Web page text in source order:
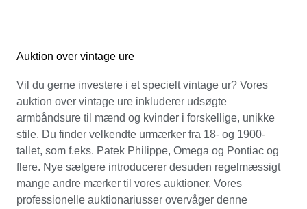
Auktion over vintage ure
Vil du gerne investere i et specielt vintage ur? Vores
auktion over vintage ure inkluderer udsøgte
armbåndsure til mænd og kvinder i forskellige, unikke
stile. Du finder velkendte urmærker fra 18- og 1900-
tallet, som f.eks. Patek Philippe, Omega og Pontiac og
flere. Nye sælgere introducerer desuden regelmæssigt
mange andre mærker til vores auktioner. Vores
professionelle auktionariusser overvåger denne